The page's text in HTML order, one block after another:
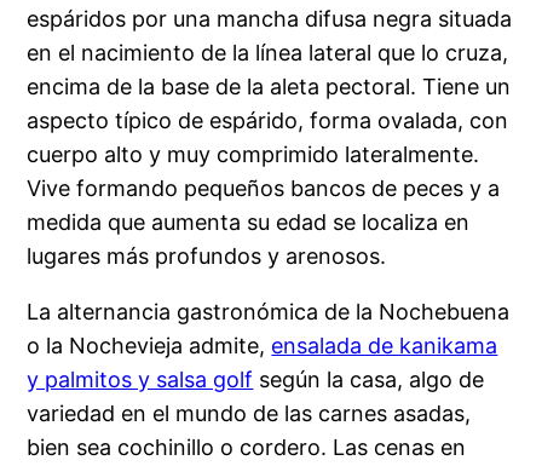
espáridos por una mancha difusa negra situada
en el nacimiento de la línea lateral que lo cruza,
encima de la base de la aleta pectoral. Tiene un
aspecto típico de espárido, forma ovalada, con
cuerpo alto y muy comprimido lateralmente.
Vive formando pequeños bancos de peces y a
medida que aumenta su edad se localiza en
lugares más profundos y arenosos.
La alternancia gastronómica de la Nochebuena
o la Nochevieja admite, ensalada de kanikama
y palmitos y salsa golf según la casa, algo de
variedad en el mundo de las carnes asadas,
bien sea cochinillo o cordero. Las cenas en